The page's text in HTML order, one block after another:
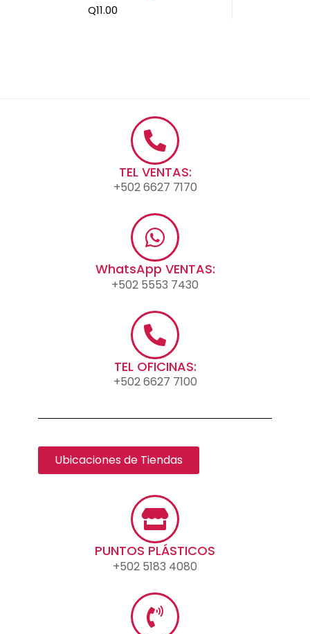
Q11.00
TEL VENTAS:
+502 6627 7170
WhatsApp VENTAS:
+502 5553 7430
TEL OFICINAS:
+502 6627 7100
Ubicaciones de Tiendas
PUNTOS PLÁSTICOS
+502 5183 4080